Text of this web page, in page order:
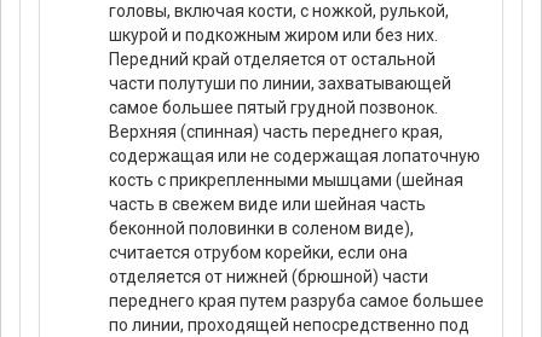
головы, включая кости, с ножкой, рулькой,
шкурой и подкожным жиром или без них.
Передний край отделяется от остальной
части полутуши по линии, захватывающей
самое большее пятый грудной позвонок.
Верхняя (спинная) часть переднего края,
содержащая или не содержащая лопаточную
кость с прикрепленными мышцами (шейная
часть в свежем виде или шейная часть
беконной половинки в соленом виде),
считается отрубом корейки, если она
отделяется от нижней (брюшной) части
переднего края путем разруба самое большее
по линии, проходящей непосредственно под